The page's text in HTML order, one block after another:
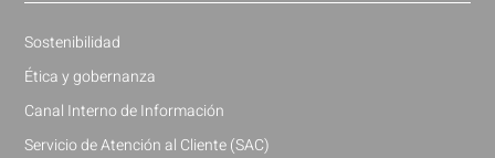
Sostenibilidad
Ética y gobernanza
Canal Interno de Información
Servicio de Atención al Cliente (SAC)